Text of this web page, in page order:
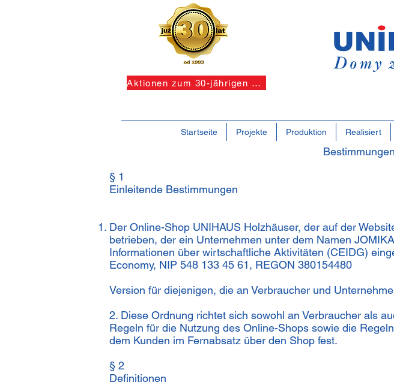
Aktionen zum 30-jährigen Jubiläum!
Startseite Projekte Produktion Realisiert
§ 1
Einleitende Bestimmungen
Der Online-Shop UNIHAUS Holzhäuser, der auf der
betrieben, der ein Unternehmen unter dem Namen
Informationen über wirtschaftliche Aktivitäten (CEIDG)
Economy, NIP 548 133 45 61, REGON 380154480
Version für diejenigen, die an Verbraucher und
2. Diese Ordnung richtet sich sowohl an Verbraucher als
Regeln für die Nutzung des Online-Shops sowie die
dem Kunden im Fernabsatz über den Shop fest.
§ 2
Definitionen